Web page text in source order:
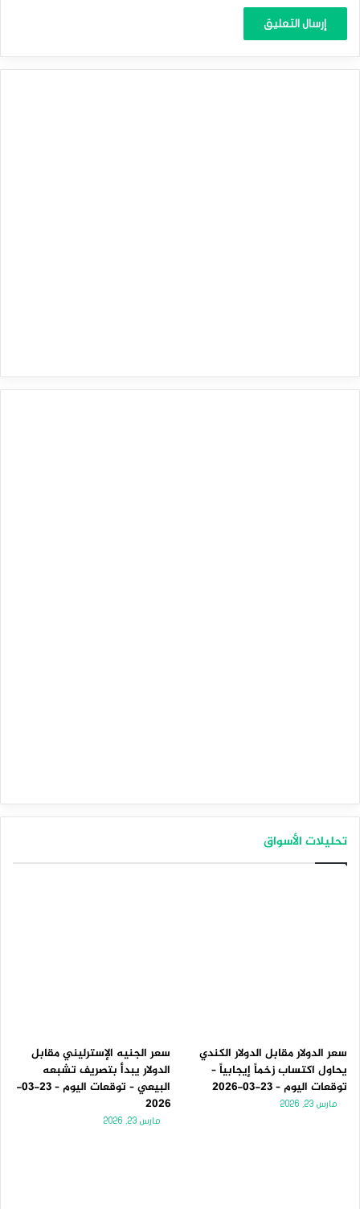
تحليلات الأسواق
سعر الدولار مقابل الدولار الكندي
يحاول اكتساب زخماً إيجابياً –
توقعات اليوم – 23-03-2026
مارس 23, 2026
سعر الجنيه الإسترليني مقابل
الدولار يبدأ بتصريف تشبعه
البيعي – توقعات اليوم – 23-03-
2026
مارس 23, 2026